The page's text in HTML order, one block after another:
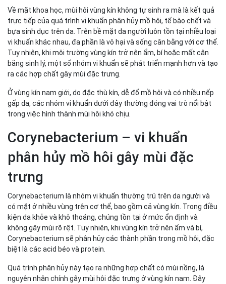
Về mặt khoa học, mùi hôi vùng kín không tự sinh ra mà là kết quả
trực tiếp của quá trình vi khuẩn phân hủy mồ hôi, tế bào chết và
bựa sinh dục trên da. Trên bề mặt da người luôn tồn tại nhiều loại
vi khuẩn khác nhau, đa phần là vô hại và sống cân bằng với cơ thể.
Tuy nhiên, khi môi trường vùng kín trở nên ẩm, bí hoặc mất cân
bằng sinh lý, một số nhóm vi khuẩn sẽ phát triển mạnh hơn và tạo
ra các hợp chất gây mùi đặc trưng.
Ở vùng kín nam giới, do đặc thù kín, dễ đổ mồ hôi và có nhiều nếp
gấp da, các nhóm vi khuẩn dưới đây thường đóng vai trò nổi bật
trong việc hình thành mùi hôi khó chịu.
Corynebacterium – vi khuẩn
phân hủy mồ hôi gây mùi đặc
trưng
Corynebacterium là nhóm vi khuẩn thường trú trên da người và
có mặt ở nhiều vùng trên cơ thể, bao gồm cả vùng kín. Trong điều
kiện da khỏe và khô thoáng, chúng tồn tại ở mức ổn định và
không gây mùi rõ rệt. Tuy nhiên, khi vùng kín trở nên ẩm và bí,
Corynebacterium sẽ phân hủy các thành phần trong mồ hôi, đặc
biệt là các acid béo và protein.
Quá trình phân hủy này tạo ra những hợp chất có mùi nồng, là
nguyên nhân chính gây mùi hôi đặc trưng ở vùng kín nam. Đây